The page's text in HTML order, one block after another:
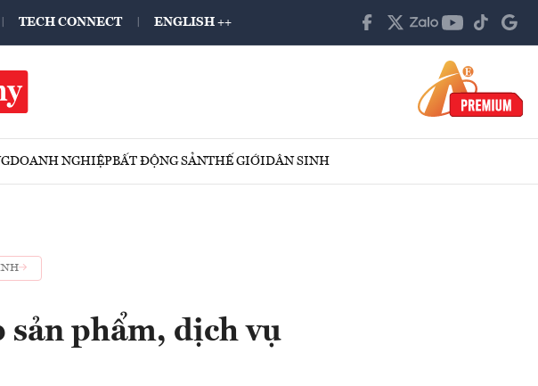
TECH CONNECT ENGLISH ++
DOANH NGHIỆPBẤT ĐỘNG SẢNTHẾ GIỚIDÂN SINH
sản phẩm, dịch vụ